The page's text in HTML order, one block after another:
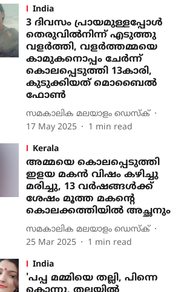
India
3 ദിവസം പ്രായമുള്ളപ്പോള്‍
തെരുവില്‍നിന്ന് എടുത്തു
വളര്‍ത്തി, വളര്‍ത്തമ്മയെ
കാമുകനൊപ്പം ചേര്‍ന്ന്
കൊലപ്പെടുത്തി 13കാരി,
കുടുക്കിയത് മൊബൈല്‍
ഫോണ്‍
സമകാലിക മലയാളം ഡെസ്ക്
17 May 2025
1 min read
Kerala
അമ്മയെ കൊലപ്പെടുത്തി
ഇളയ മകന്‍ വിഷം കഴിച്ചു
മരിച്ചു, 13 വര്‍ഷങ്ങള്‍ക്ക്
ശേഷം മൂത്ത മകന്റെ
കൊലക്കത്തിയില്‍ അച്ഛനും
സമകാലിക മലയാളം ഡെസ്ക്
25 Mar 2025
1 min read
India
'പപ്പ മമ്മിയെ തല്ലി, പിന്നെ